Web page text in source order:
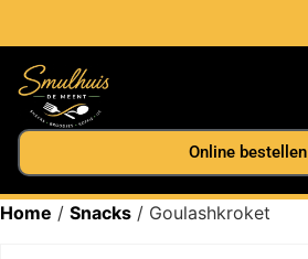
Online bestellen
Home / Snacks / Goulashkroket